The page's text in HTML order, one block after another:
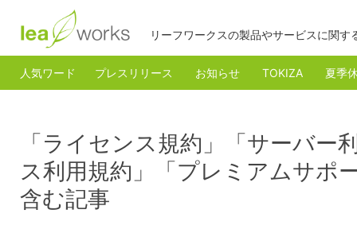
リーフワークスの製品やサービスに関
人気ワード プレスリリース お知らせ TOKIZA 夏季
「ライセンス規約」「サーバ
ス利用規約」「プレミアムサポ
含む記事